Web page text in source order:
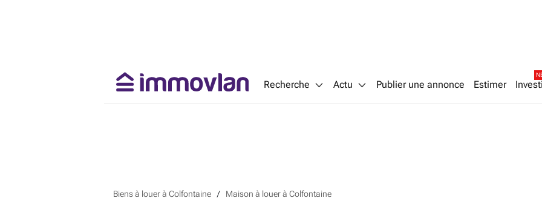
Recherche Actu Publier une annonce Estimer
Biens à louer à Colfontaine Maison à louer à Colfontaine